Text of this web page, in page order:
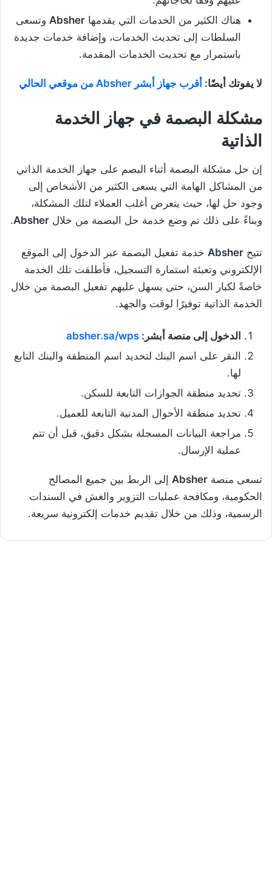
هناك الكثير من الخدمات التي يقدمها Absher وتسعى
السلطات إلى تحديث الخدمات، وإضافة خدمات جديدة
باستمرار مع تحديث الخدمات المقدمة.
لا يفوتك أيضًا: أقرب جهاز أبشر Absher من موقعي الحالي
مشكلة البصمة في جهاز الخدمة
الذاتية
إن حل مشكلة البصمة أثناء البصم على جهاز الخدمة الذاتي
من المشاكل الهامة التي يسعى الكثير من الأشخاص إلى
وجود حل لها، حيث يتعرض أغلب العملاء لتلك المشكلة،
وبناءً على ذلك تم وضع خدمة حل البصمة من خلال Absher
.
تتيح Absher خدمة تفعيل البصمة عبر الدخول إلى الموقع
الإلكتروني وتعبئة استمارة التسجيل، فأطلقت تلك الخدمة
خاصةً لكبار السن، حتى يسهل عليهم تفعيل البصمة من خلال
الخدمة الذاتية توفيرًا لوقت والجهد.
الدخول إلى منصة أبشر: absher.sa/wps
النقر على اسم البنك لتحديد اسم المنطقة والبنك التابع
لها.
تحديد منطقة الجوازات التابعة للسكن.
تحديد منطقة الأحوال المدنية التابعة للعميل.
مراجعة البيانات المسجلة بشكل دقيق، قبل أن تتم
عملية الإرسال.
تسعى منصة Absher إلى الربط بين جميع المصالح
الحكومية، ومكافحة عمليات التزوير والغش في السندات
الرسمية، وذلك من خلال تقديم خدمات إلكترونية سريعة.